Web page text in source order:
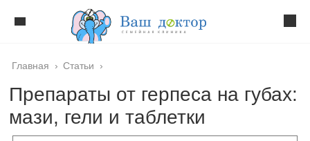
Главная › Статьи ›
Препараты от герпеса на губах:
мази, гели и таблетки